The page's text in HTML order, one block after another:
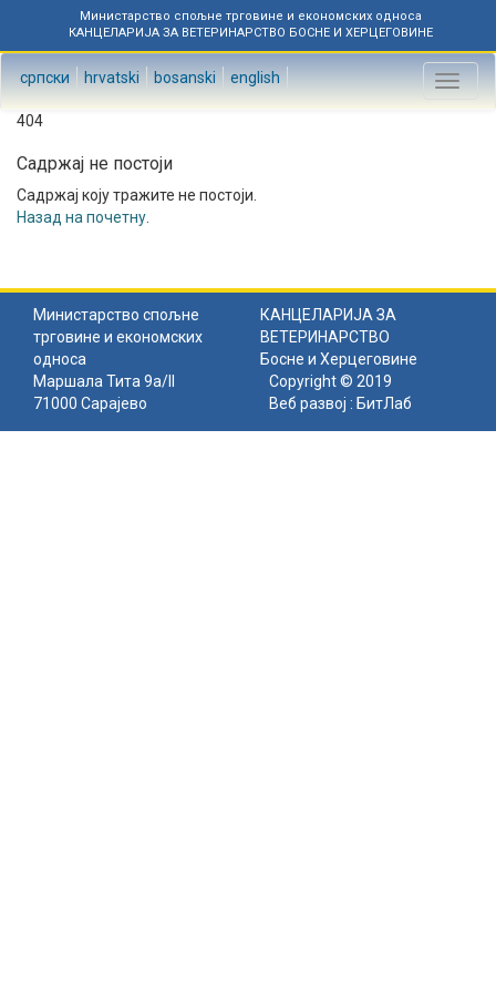
Министарство спољне трговине и економских односа
КАНЦЕЛАРИЈА ЗА ВЕТЕРИНАРСТВО БОСНЕ И ХЕРЦЕГОВИНЕ
српски hrvatski bosanski english
Toggle
404
Садржај не постоји
Садржај коју тражите не постоји.
Назад на почетну
Министарство спољне
трговине и економских
односа
КАНЦЕЛАРИЈА ЗА
ВЕТЕРИНАРСТВО
Босне и Херцеговине
Маршала Тита 9а/II
71000 Сарајево
Copyright © 2019
Веб развој : БитЛаб